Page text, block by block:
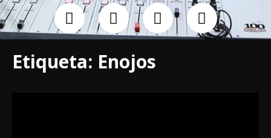
Etiqueta: Enojos